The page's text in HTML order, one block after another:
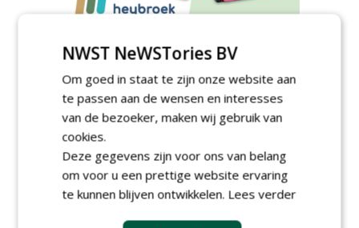
nieuwsbrief.
NWST NeWSTories BV
Om goed in staat te zijn onze website aan
te passen aan de wensen en interesses
van de bezoeker, maken wij gebruik van
cookies.
Deze gegevens zijn voor ons van belang
om voor u een prettige website ervaring
te kunnen blijven ontwikkelen. Lees verder